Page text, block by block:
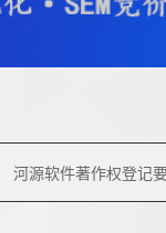
河源软件著作权登记